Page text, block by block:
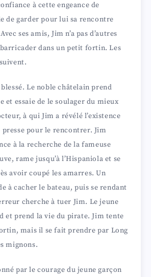
à cette engeance de
de garder pour lui sa rencontre
ses amis, Jim n’a pas d’autres
dans un petit fortin. Les
Le noble châtelain prend
et essaie de le soulager du mieux
à qui Jim a révélé l’existence
presse pour le rencontrer. Jim
à la recherche de la fameuse
rame jusqu’à l’Hispaniola et se
avoir coupé les amarres. Un
à cacher le bateau, puis se rendant
cherche à tuer Jim. Le jeune
et prend la vie du pirate. Jim tente
mais il se fait prendre par Long
mignons.
par le courage du jeune garçon